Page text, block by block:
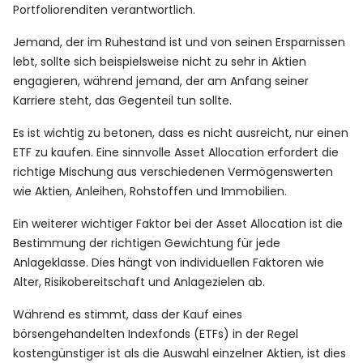
Portfoliorenditen verantwortlich.
Jemand, der im Ruhestand ist und von seinen Ersparnissen
lebt, sollte sich beispielsweise nicht zu sehr in Aktien
engagieren, während jemand, der am Anfang seiner
Karriere steht, das Gegenteil tun sollte.
Es ist wichtig zu betonen, dass es nicht ausreicht, nur einen
ETF zu kaufen. Eine sinnvolle Asset Allocation erfordert die
richtige Mischung aus verschiedenen Vermögenswerten
wie Aktien, Anleihen, Rohstoffen und Immobilien.
Ein weiterer wichtiger Faktor bei der Asset Allocation ist die
Bestimmung der richtigen Gewichtung für jede
Anlageklasse. Dies hängt von individuellen Faktoren wie
Alter, Risikobereitschaft und Anlagezielen ab.
Während es stimmt, dass der Kauf eines
börsengehandelten Indexfonds (ETFs) in der Regel
kostengünstiger ist als die Auswahl einzelner Aktien, ist dies